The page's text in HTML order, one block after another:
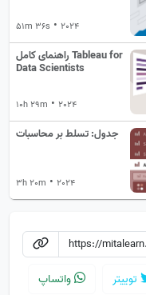
51m 36s •2024
راهنمای کامل Tableau for
Data Scientists
10h 29m •2024
جدول: تسلط بر محاسبات
3h 20m •2024
توییتر واتساپ